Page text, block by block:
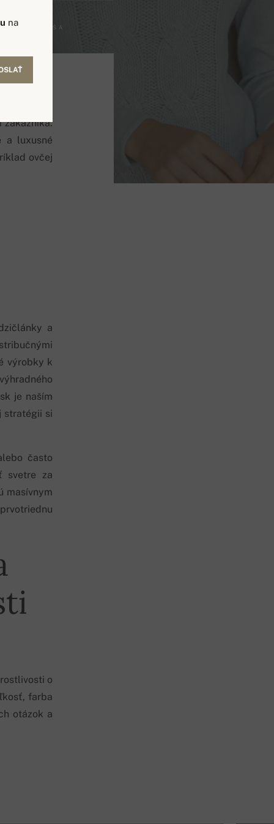
GREŠA
zákazníka.
a luxusné
ovčej
a
výrobky k
je naším
stratégii si
často
svetre za
masívnym
o
farba
otázok a
na